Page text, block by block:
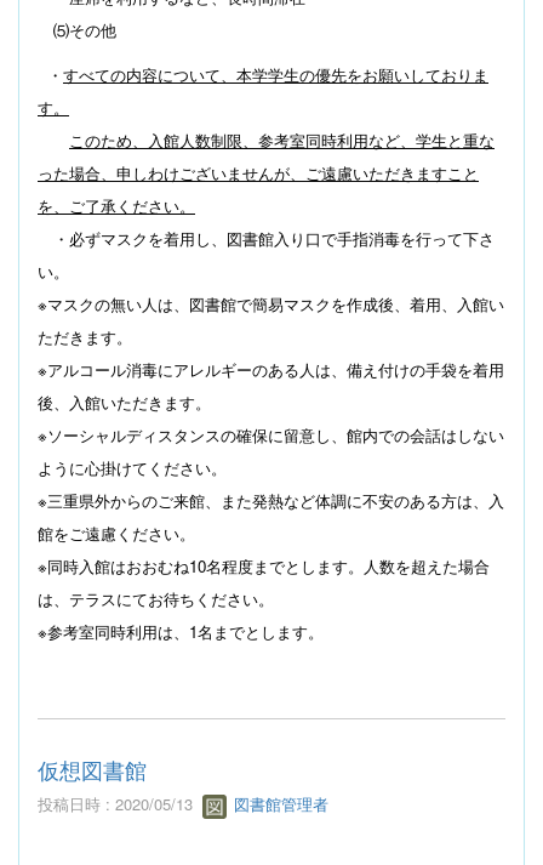
⑸その他
・ すべての内容について、本学学生の優先をお願いしておりま
す。
このため、入館人数制限、参考室同時利用など、学生と重な
った場合、申しわけございませんが、ご遠慮いただきますこと
を、ご了承ください。
・必ずマスクを着用し、図書館入り口で手指消毒を行って下さ
い。
※マスクの無い人は、図書館で簡易マスクを作成後、着用、入館い
ただきます。
※アルコール消毒にアレルギーのある人は、備え付けの手袋を着用
後、入館いただきます。
※ソーシャルディスタンスの確保に留意し、館内での会話はしない
ように心掛けてく ださい。
※三重県外からのご来館、また発熱など体調に不安のある方は、入
館をご遠慮ください。
※同時入館はおおむね10名程度までとします。人数を超えた場合
は、テラスにてお待ちください。
※参考室同時利用は、 1名までとします。
仮想図書館
投稿日時 : 2020/05/13 図書館管理者